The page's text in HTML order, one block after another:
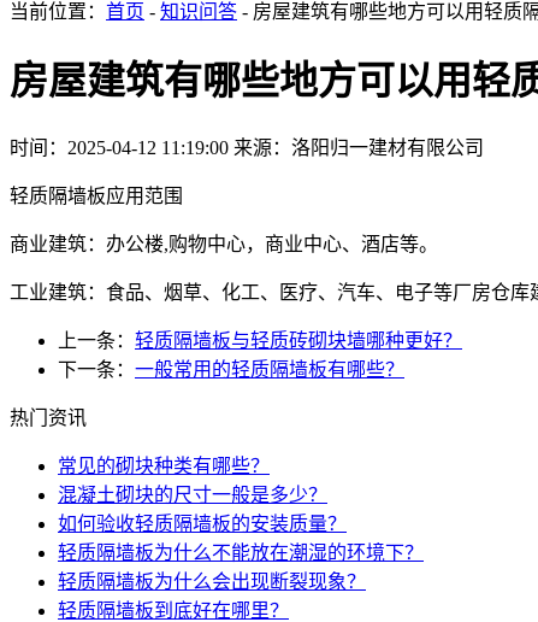
当前位置： 首页 - 知识问答 - 房屋建筑有哪些地方可以用轻质隔
房屋建筑有哪些地方可以用轻
时间：2025-04-12 11:19:00 来源：洛阳归一建材有限公司
轻质隔墙板应用范围
商业建筑：办公楼,购物中心，商业中心、酒店等。
工业建筑：食品、烟草、化工、医疗、汽车、电子等厂房仓库
上一条： 轻质隔墙板与轻质砖砌块墙哪种更好？
下一条： 一般常用的轻质隔墙板有哪些？
热门资讯
常见的砌块种类有哪些？
混凝土砌块的尺寸一般是多少？
如何验收轻质隔墙板的安装质量？
轻质隔墙板为什么不能放在潮湿的环境下？
轻质隔墙板为什么会出现断裂现象？
轻质隔墙板到底好在哪里？